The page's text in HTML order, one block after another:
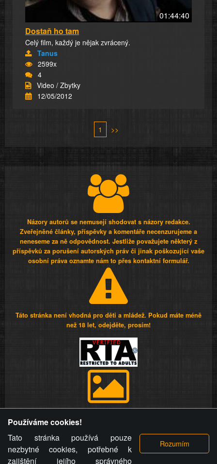
01:44:40
Dostaň ho tam
Celý film, každý je nějak zvrácený.
Tanus
2599x
4
Video / Zbytky
12/05/2012
1 >>
Názory autorů se nemusejí shodovat s názory redakce.
Zveřejněné články, příspěvky a komentáře necenzurujeme a
neneseme za ně odpovědnost. Jestliže považujete některý z
příspěvků za porušení autorských práv či jinak poškozující vaše
osobní práva oznamte nám to přes kontaktní formulář.
Táto stránka není vhodná pro děti a mládež. Pokud máte méně
než 18 let, odejděte, prosím!
videa a komentáře. Osoba, které se toto opatření provozovatele
stránky týče, ani osoba, která umístila fotografii nebo video na
stránku, nemůže z důvodu odstranění fotografie, videa nebo
komentáře pro výše uvedenou okolnost uplatnit vůči
Používáme cookies!
Tato stránka používá pouze
nezbytné cookies, potřebné k
zajištění jejího správného